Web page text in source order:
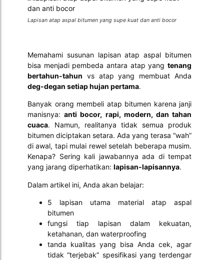
Tegola
Tamko
TarkeyLapisan atap aspal bitumen yang supe kuat dan anti bocor
Memahami susunan lapisan atap aspal bitumen
bisa menjadi pembeda antara atap yang tenang
bertahun-tahun vs atap yang membuat Anda
deg-degan setiap hujan pertama.
Banyak orang membeli atap bitumen karena janji
manisnya:anti bocor, rapi, modern, dan tahan
cuaca. Namun, realitanya tidak semua produk
bitumen diciptakan setara. Ada yang terasa “wah”
di awal, tapi mulai rewel setelah beberapa musim.
Kenapa? Sering kali jawabannya ada di tempat
yang jarang diperhatikan: lapisan-lapisannya.
Dalam artikel ini, Anda akan belajar:
5 lapisan utama material atap aspal
bitumen
fungsi tiap lapisan dalam kekuatan,
ketahanan, dan waterproofing
tanda kualitas yang bisa Anda cek, agar
tidak “terjebak” spesifikasi yang terdengar